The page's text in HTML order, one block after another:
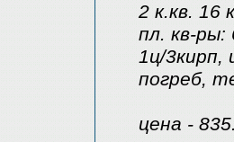
2 к.кв. 16
пл. кв-ры:
1ц/3кирп,
погреб,
цена -